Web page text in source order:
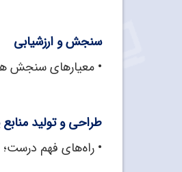
سنجش و ارزشیابی
• معیارهای سنجش
طراحی و تولید
• راه‌های فهم